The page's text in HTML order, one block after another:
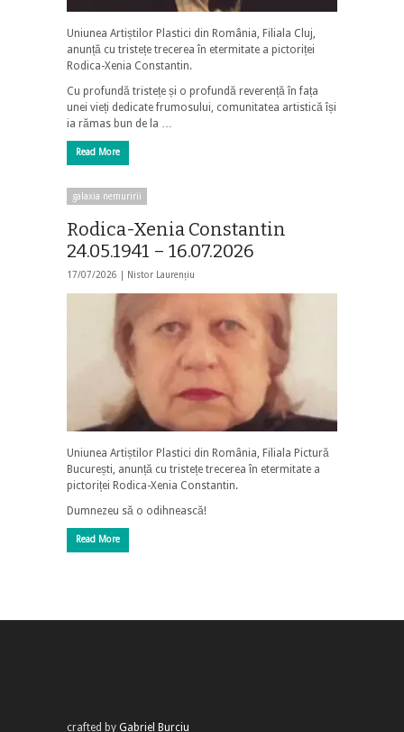
Uniunea Artiștilor Plastici din România, Filiala Cluj,
anunță cu tristețe trecerea în etermitate a pictoriței
Rodica-Xenia Constantin.
Cu profundă tristețe și o profundă reverență în fața
unei vieți dedicate frumosului, comunitatea artistică își
ia rămas bun de la …
Read More
galaxia nemuririi
Rodica-Xenia Constantin
24.05.1941 – 16.07.2026
17/07/2026 | Nistor Laurențiu
Uniunea Artiștilor Plastici din România, Filiala Pictură
București, anunță cu tristețe trecerea în etermitate a
pictoriței Rodica-Xenia Constantin.
Dumnezeu să o odihnească!
Read More
crafted by Gabriel Burciu